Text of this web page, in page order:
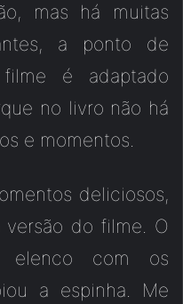
mas há muitas
a ponto de
é adaptado
no livro não há
e momentos.
deliciosos,
do filme. O
elenco com os
a espinha. Me